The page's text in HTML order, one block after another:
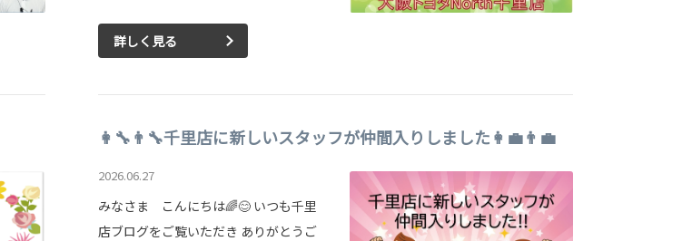
詳しく見る
👩‍🔧👨‍🔧千里店に新しいスタッフが仲間入りしました👩‍💼👨‍💼
2026.06.27
みなさま こんにちは🌈😊 いつも千里
店ブログをご覧いただき ありがとうご